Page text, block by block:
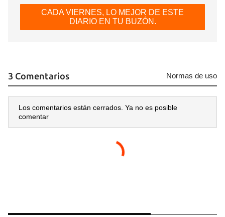
CADA VIERNES, LO MEJOR DE ESTE
DIARIO EN TU BUZÓN.
3 Comentarios Normas de uso
Los comentarios están cerrados. Ya no es posible
comentar